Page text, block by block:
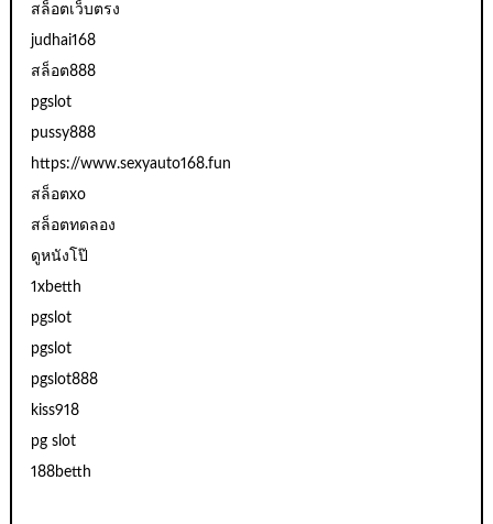
สล็อตเว็บตรง
judhai168
สล็อต888
pgslot
pussy888
https://www.sexyauto168.fun
สล็อตxo
สล็อตทดลอง
ดูหนังโป๊
1xbetth
pgslot
pgslot
pgslot888
kiss918
pg slot
188betth